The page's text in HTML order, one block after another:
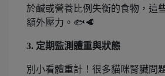
於鹹或營養比例失衡的食物，這
額外壓力。🐟🥩
3. 定期監測體重與狀態
別小看體重計！很多貓咪腎臟問